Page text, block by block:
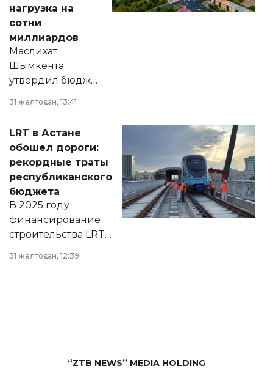
нагрузка на
сотни
миллиардов
Маслихат
Шымкента
утвердил бюджет
2028 годы.
документ
появился в базе
нормативных
правовых актов и
на сайте маслихат
города.
31 желтоқсан, 13:41
LRT в Астане
обошел дороги:
рекордные траты
республиканского
бюджета
В 2025 году
финансирование
строительства LRT
республиканского
31 желтоқсан, 12:39
“ZTB NEWS” MEDIA HOLDING